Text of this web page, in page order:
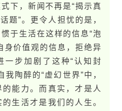
下，新闻不再是“揭示真
题”。更令人担忧的是，
于生活在这样的信息“泡
身价值观的信息，拒绝异​
一步加剧了这种“认知封
我陶醉的“虚幻世界”中，
能力。而真实，才是人
生活才是我们的人生。